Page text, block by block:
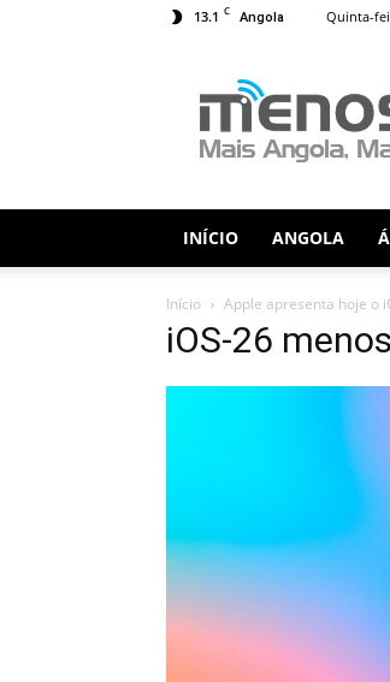
13.1 C Angola Quinta-
INÍCIO ANGOLA
Início Apple apresenta hoje o
iOS-26